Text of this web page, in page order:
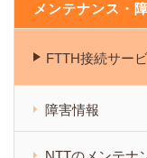
メンテナンス・
FTTH接続サー
障害情報